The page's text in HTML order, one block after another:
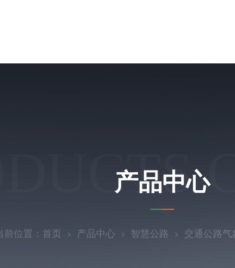
产品中心
前位置： 首页 产品中心 智慧公路 交通公路气